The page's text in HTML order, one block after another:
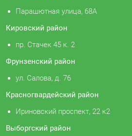
Парашютная улица, 68А
Кировский район
пр. Стачек 45 к. 2
Фрунзенский район
ул. Салова, д. 76
Красногвардейский район
Ириновский проспект, 22 к2
Выборгский район